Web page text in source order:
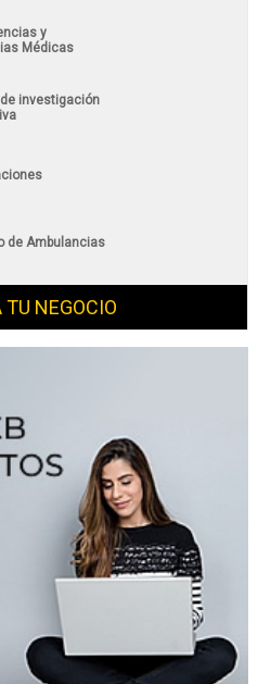
y
Médicas
investigación
de Ambulancias
TU NEGOCIO